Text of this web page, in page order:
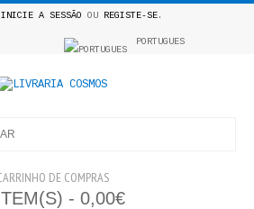
INICIE A SESSÃO OU REGISTE-SE.
PORTUGUES
DE COMPRAS
- 0,00€